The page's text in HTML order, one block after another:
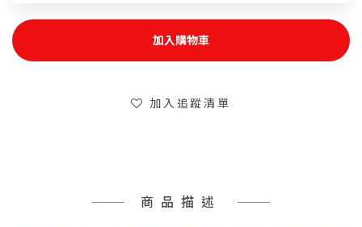
加入購物車
加入追蹤清單
商品描述